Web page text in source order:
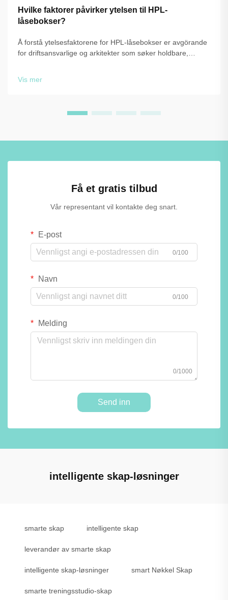
Hvilke faktorer påvirker ytelsen til HPL-
låsebokser?
Å forstå ytelsesfaktorene for HPL-låsebokser er avgörande
for driftsansvarlige og arkitekter som søker holdbare,
Vis mer
Få et gratis tilbud
Vår representant vil kontakte deg snart.
E-post
0/100
Navn
0/100
Melding
0/1000
Send inn
intelligente skap-løsninger
smarte skap intelligente skap
leverandør av smarte skap
intelligente skap-løsninger smart Nøkkel Skap
smarte treningsstudio-skap